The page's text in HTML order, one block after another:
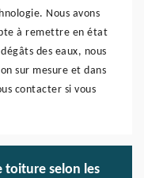
Nous avons
à remettre en état
des eaux, nous
sur mesure et dans
contacter si vous
toiture selon les